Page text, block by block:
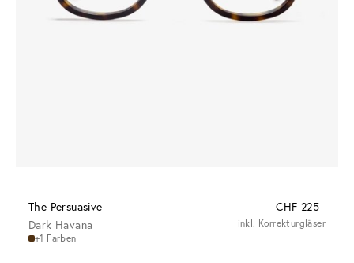
The Persuasive
CHF 225
Dark Havana
+1 Farben
inkl. Korrekturgläser